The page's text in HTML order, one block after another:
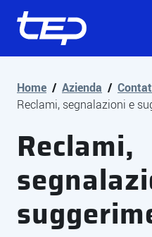
Tep - Trasporti pubblici
Home / Azienda /
Reclami, segnalazioni e
Reclami,